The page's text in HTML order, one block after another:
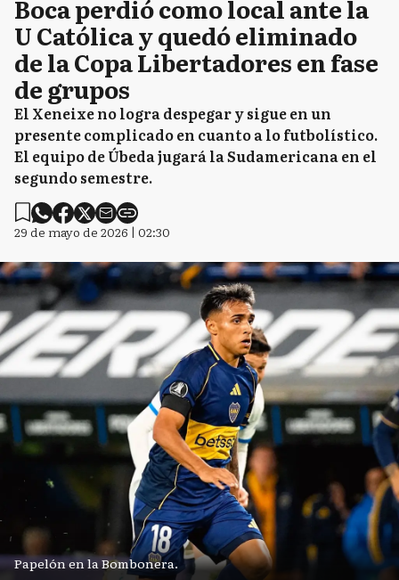
Boca perdió como local ante la
U Católica y quedó eliminado
de la Copa Libertadores en fase
de grupos
El Xeneixe no logra despegar y sigue en un
presente complicado en cuanto a lo futbolístico.
El equipo de Úbeda jugará la Sudamericana en el
segundo semestre.
29 de mayo de 2026 | 02:30
Papelón en la Bombonera.